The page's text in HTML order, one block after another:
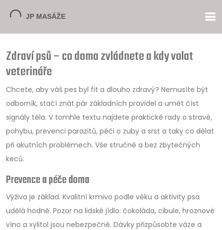
Zdraví psů – co doma zvládnete a kdy volat
veterináře
Chcete, aby váš pes byl fit a dlouho zdravý? Nemusíte být
odborník, stačí znát pár základních pravidel a umět číst
signály těla. V tomhle textu najdete praktické rady o stravě,
pohybu, prevenci parazitů, péči o zuby a srst a taky co dělat
při akutních problémech. Vše stručně a bez zbytečných
keců.
Prevence a péče doma
Výživa je základ. Kvalitní krmivo podle věku a aktivity psa
udělá hodně. Pozor na lidské jídlo: čokoláda, cibule, hroznové
víno a xylitol jsou nebezpečné. Dávky přizpůsobte váze a